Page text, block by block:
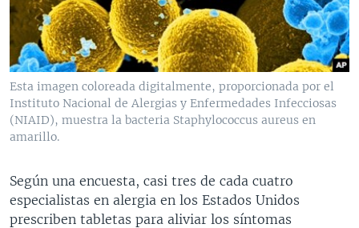
VENEZUELA
BRASIL
NICARAGUA
ECONOMÍA
ENTRETENIMIENTO Y CULTURA
TECNOLOGÍA
DEPORTES
CIENCIA Y SALUD
MULTIMEDIA
VIDEOS
FOTOGRAFÍA
AUDIOS
PROGRAMAS TV
EL MUNDO AL DÍA
FORO INTERAMERICANO
VISIÓN 360
PANORAMA
RADIO
AVANCE INFORMATIVO
AUDIONOTICIAS
ESTADOS UNIDOS AL DÍA
EL MUNDO AL DÍA [RADIO]
DIRECT
DOCUMENTALES DE LA VOA
SÍGANOS
Esta imagen coloreada digitalmente, proporcionada por el
Instituto Nacional de Alergias y Enfermedades Infecciosas
(NIAID), muestra la bacteria Staphylococcus aureus en
amarillo.
Según una encuesta, casi tres de cada cuatro
especialistas en alergia en los Estados Unidos
prescriben tabletas para aliviar los síntomas